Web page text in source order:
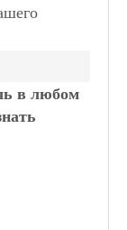
в любом